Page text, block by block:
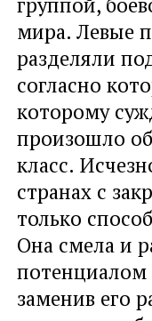
мира. Левые
разделяли
согласно
которому
произошло
класс.
странах с
только
Она смела и
заменив его